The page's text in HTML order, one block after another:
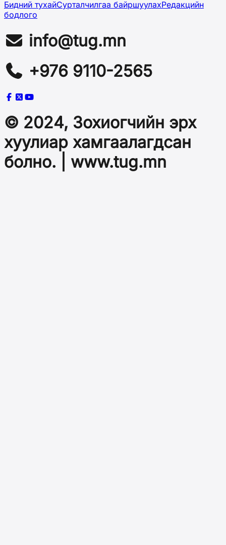
Бидний тухайСурталчилгаа байршуулахРедакцийн
бодлого
info@tug.mn
+976 9110-2565
© 2024, Зохиогчийн эрх
хуулиар хамгаалагдсан
болно. | www.tug.mn